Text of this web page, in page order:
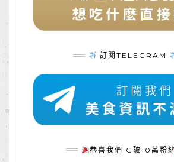
訂閱TELEGRAM
恭喜我們IG破10萬粉